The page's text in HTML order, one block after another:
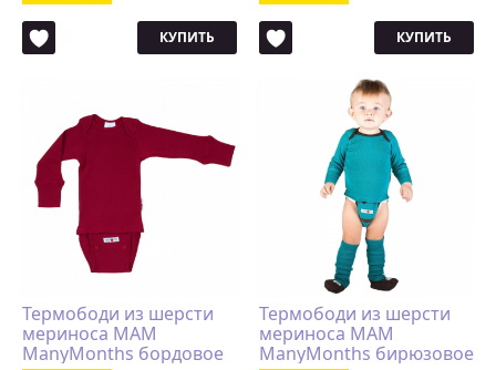
КУПИТЬ КУПИТЬ
Термободи из шерсти
мериноса MAM
ManyMonths бордовое
Термободи из шерсти
мериноса MAM
ManyMonths бирюзовое